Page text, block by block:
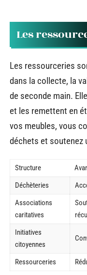
Les
Les ressourceries
dans la collecte, la
de seconde main.
et les remettent en
vos meubles, vous
déchets et soutenez
Structure
Déchèteries
Associations
caritatives
Initiatives
citoyennes
Ressourceries